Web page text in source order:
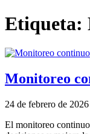
Etiqueta:
Monitoreo
24 de febrero de 2026
El monitoreo